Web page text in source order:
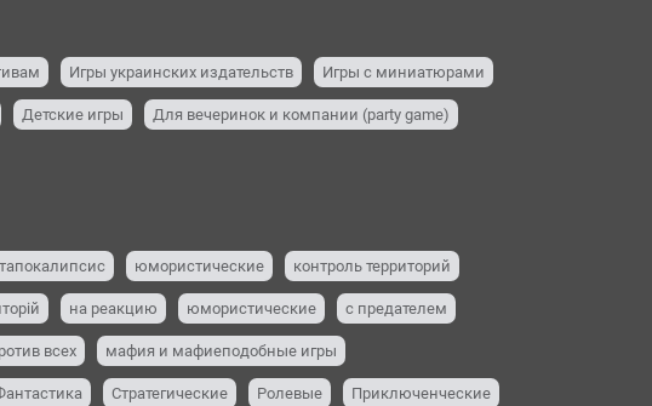
Игры украинских издательств Игры с миниатюрами
Детские игры Для вечеринок и компании (party game)
юмористические контроль территорий
на реакцию юмористические с предателем
всех мафия и мафиеподобные игры
Стратегические Ролевые Приключенческие